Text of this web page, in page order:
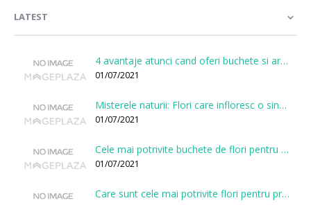
LATEST
4 avantaje atunci cand oferi buchete si aranjamente printr-o florarie online
01/07/2021
Misterele naturii: Flori care infloresc o singura data la cateva sute de ani
01/07/2021
Cele mai potrivite buchete de flori pentru onomastici
01/07/2021
Care sunt cele mai potrivite flori pentru prima intalnire?